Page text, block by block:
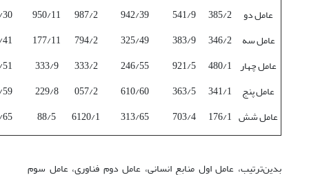
عامل دو
385/2
541/9
942/39
987/2
950/11
عامل سه
346/2
383/9
325/49
794/2
177/11
عامل چهار 480/1
921/5
246/55
333/2
333/9
عامل پنج
341/1
363/5
610/60
057/2
229/8
عامل شش 176/1
703/4
313/65
6120/1
88/5
بدین‌ترتیب، عامل اول منابع انسانی، عامل دوم فناوری، عامل سوم